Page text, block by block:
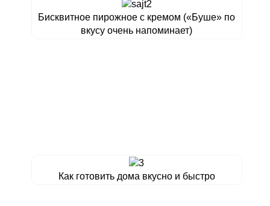
Бисквитное пирожное с кремом («Буше» по
вкусу очень напоминает)
Как готовить дома вкусно и быстро